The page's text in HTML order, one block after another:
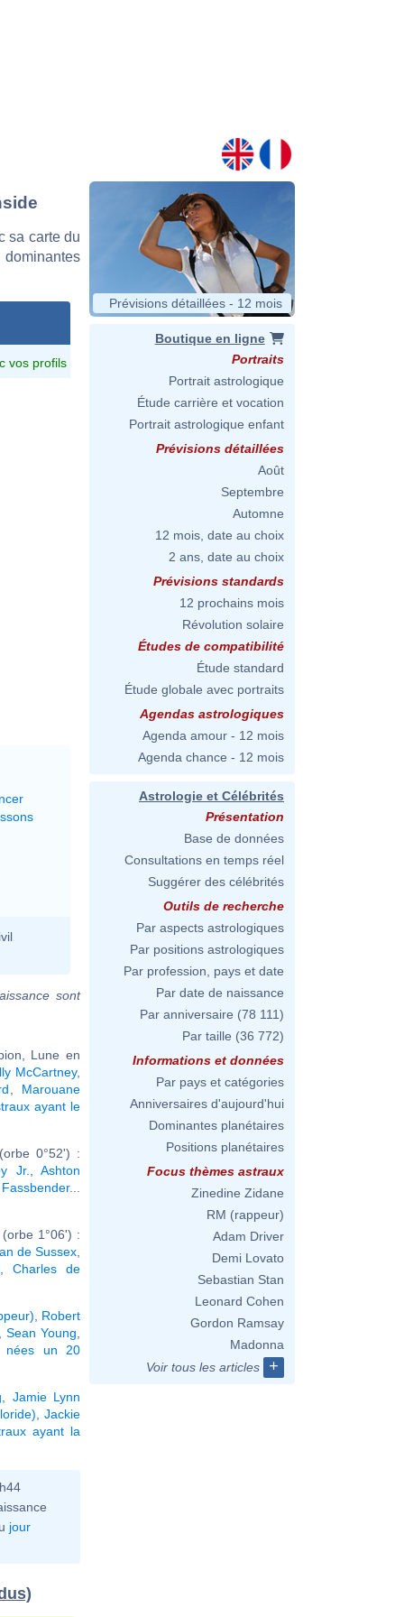
sa carte du
vos profils
sont
Lune en
McCartney,
Marouane
ayant le
0°52') :
Jr. ,Ashton
...
1°06') :
de Sussex
,Charles de
Robert
,Sean Young
nées un 20
Jamie Lynn
,Jackie
ayant la
jour
Prévisions détaillées - 12 mois
Boutique en ligne
Portraits
Portrait astrologique
Étude carrière et vocation
Portrait astrologique enfant
Prévisions détaillées
Août
Septembre
Automne
12 mois, date au choix
2 ans, date au choix
Prévisions standards
12 prochains mois
Révolution solaire
Études de compatibilité
Étude standard
Étude globale avec portraits
Agendas astrologiques
Agenda amour - 12 mois
Agenda chance - 12 mois
Astrologie et Célébrités
Présentation
Base de données
Consultations en temps réel
Suggérer des célébrités
Outils de recherche
Par aspects astrologiques
Par positions astrologiques
Par profession, pays et date
Par date de naissance
Par anniversaire (78 111)
Par taille (36 772)
Informations et données
Par pays et catégories
Anniversaires d'aujourd'hui
Dominantes planétaires
Positions planétaires
Focus thèmes astraux
Zinedine Zidane
RM (rappeur)
Adam Driver
Demi Lovato
Sebastian Stan
Leonard Cohen
Gordon Ramsay
Madonna
Voir tous les articles
+